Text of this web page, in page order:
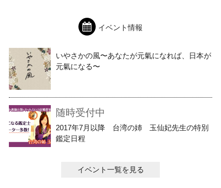
イベント情報
いやさかの風〜あなたが元氣になれば、日本が
元氣になる〜
随時受付中
2017年7月以降 台湾の姉 玉仙妃先生の特別
鑑定日程
イベント一覧を見る